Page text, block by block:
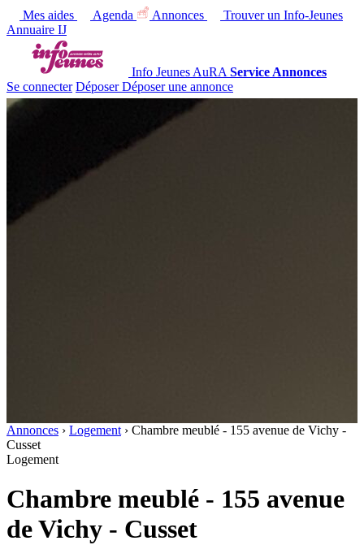
Mes aides Agenda Annonces
Trouver un Info-Jeunes
Annuaire IJ
Info Jeunes AuRA Service Annonces
Se connecter Déposer Déposer une annonce
Annonces › Logement › Chambre meublé - 155 avenue de Vichy -
Cusset
Logement
Chambre meublé - 155 avenue
de Vichy - Cusset